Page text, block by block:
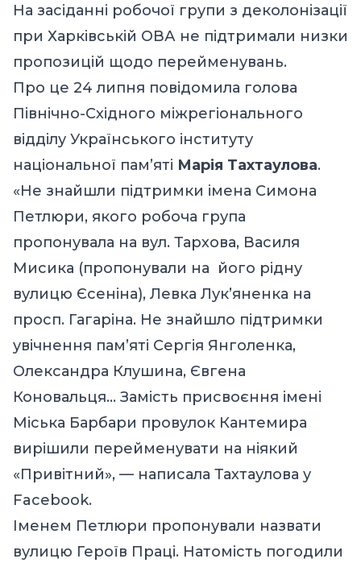
На засіданні робочої групи з деколонізації
при Харківській ОВА не підтримали низки
пропозицій щодо перейменувань.
Про це 24 липня повідомила голова
Північно-Східного міжрегіонального
відділу Українського інституту
національної пам’яті Марія Тахтаулова.
«Не знайшли підтримки імена Симона
Петлюри, якого робоча група
пропонувала на вул. Тархова, Василя
Мисика (пропонували на його рідну
вулицю Єсеніна), Левка Лук’яненка на
просп. Гагаріна. Не знайшло підтримки
увічнення пам’яті Сергія Янголенка,
Олександра Клушина, Євгена
Коновальця… Замість присвоєння імені
Міська Барбари провулок Кантемира
вирішили перейменувати на ніякий
«Привітний», — написала Тахтаулова у
Facebook.
Іменем Петлюри пропонували назвати
вулицю Героїв Праці. Натомість погодили